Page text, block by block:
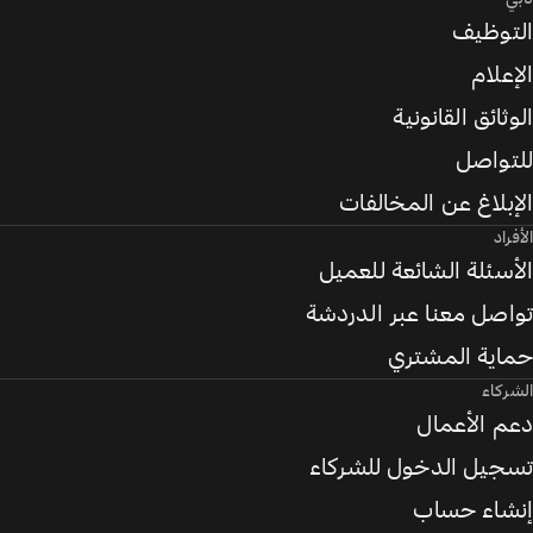
التوظيف
الإعلام
الوثائق القانونية
للتواصل
الإبلاغ عن المخالفات
الأفراد
الأسئلة الشائعة للعميل
تواصل معنا عبر الدردشة
حماية المشتري
الشركاء
دعم الأعمال
تسجيل الدخول للشركاء
إنشاء حساب